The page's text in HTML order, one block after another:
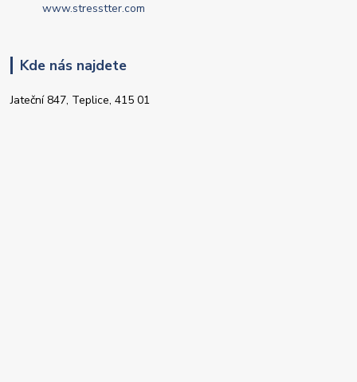
www.stresstter.com
Kde nás najdete
Jateční 847, Teplice, 415 01